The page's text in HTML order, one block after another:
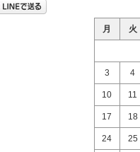
月
火
3 4
10 11
17 18
24 25